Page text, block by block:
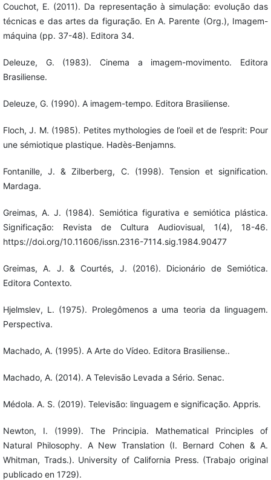
Couchot, E. (2011). Da representação à simulação: evolução das
técnicas e das artes da figuração. En A. Parente (Org.), Imagem-
máquina (pp. 37-48). Editora 34.
Deleuze, G. (1983). Cinema a imagem-movimento. Editora
Brasiliense.
Deleuze, G. (1990). A imagem-tempo. Editora Brasiliense.
Floch, J. M. (1985). Petites mythologies de l’oeil et de l’esprit: Pour
une sémiotique plastique. Hadès-Benjamns.
Fontanille, J. & Zilberberg, C. (1998). Tension et signification.
Mardaga.
Greimas, A. J. (1984). Semiótica figurativa e semiótica plástica.
Significação: Revista de Cultura Audiovisual, 1(4), 18-46.
https://doi.org/10.11606/issn.2316-7114.sig.1984.90477
Greimas, A. J. & Courtés, J. (2016). Dicionário de Semiótica.
Editora Contexto.
Hjelmslev, L. (1975). Prolegômenos a uma teoria da linguagem.
Perspectiva.
Machado, A. (1995). A Arte do Vídeo. Editora Brasiliense..
Machado, A. (2014). A Televisão Levada a Sério. Senac.
Médola. A. S. (2019). Televisão: linguagem e significação. Appris.
Newton, I. (1999). The Principia. Mathematical Principles of
Natural Philosophy. A New Translation (I. Bernard Cohen & A.
Whitman, Trads.). University of California Press. (Trabajo original
publicado en 1729).